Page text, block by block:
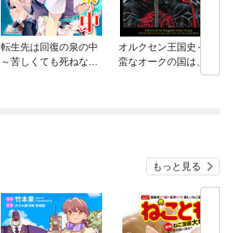
転生先は回復の泉の中
～苦しくても死ねない
オルクセン王国史～野
蛮なオークの国は、如
何にして平和なエルフ
もっと見る